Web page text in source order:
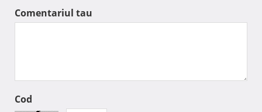
Comentariul tau
Cod